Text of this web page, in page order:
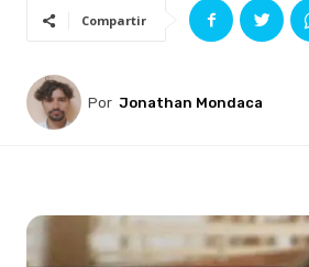
Compartir
Por Jonathan Mondaca